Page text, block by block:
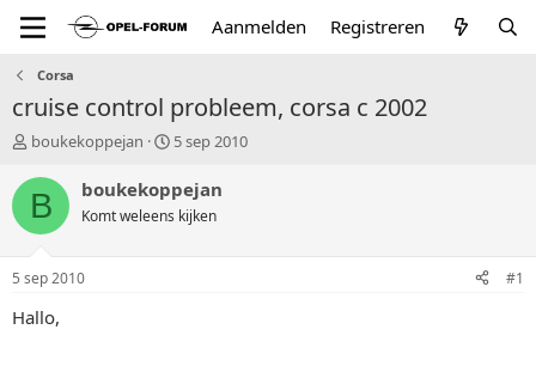
Aanmelden Registreren
Corsa
cruise control probleem, corsa c 2002
T
p
a
r
boukekoppejan
S
a
r
t
5 sep 2010
B boukekoppejan
Komt weleens kijken
5 sep 2010 #1
Hallo,